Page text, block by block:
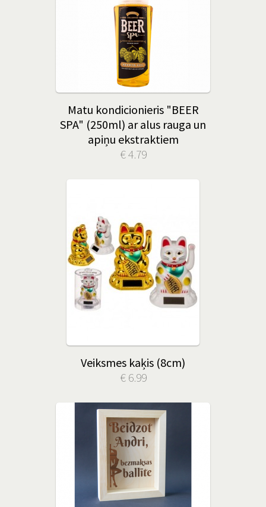
Matu kondicionieris "BEER
SPA" (250ml) ar alus rauga un
apiņu ekstraktiem
€ 4.79
Veiksmes kaķis (8cm)
€ 6.99